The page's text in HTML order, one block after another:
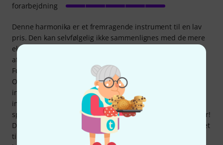
Denne harmonika er et fremragende instrument til en lav
pris. Den kan selvfølgelig ikke sammenlignes med de mere
eksklusive instrumenter af denne type, men udførelsen er
af samme høje kvalitet som dens dyrere modstykker.
Funktioner: Tre rækker og tolv basser, plus FEM(!) registre!
Okay, mere er altid muligt, men jeg har set og hørt dyrere
instrumenter med færre funktioner! Lyd: Lyden er
imponerende, simpelthen fyldig, og bassen er fyldig og
sprød. Målgruppe: Enhver, der elsker steiriske harmonikaer!
Den er ideel til begyndere. Weltmeister 620 er især velegnet
til ældre mennesker og børn på grund af sin lette vægt. Jeg
forarbejdning